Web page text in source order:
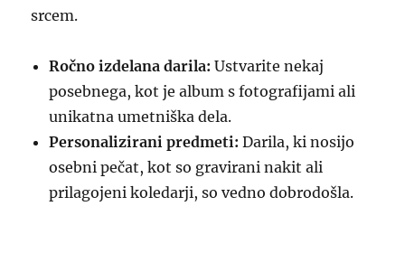
srcem.
Ročno izdelana darila: Ustvarite nekaj
posebnega, kot je album s fotografijami ali
unikatna umetniška dela.
Personalizirani predmeti: Darila, ki nosijo
osebni pečat, kot so gravirani nakit ali
prilagojeni koledarji, so vedno dobrodošla.